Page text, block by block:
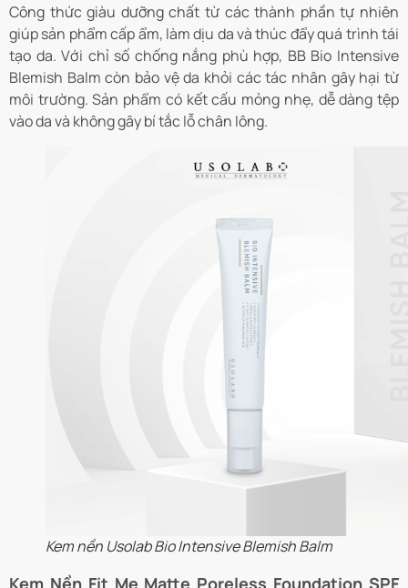
Công thức giàu dưỡng chất từ các thành phần tự nhiên
giúp sản phẩm cấp ẩm, làm dịu da và thúc đẩy quá trình tái
tạo da. Với chỉ số chống nắng phù hợp, BB Bio Intensive
Blemish Balm còn bảo vệ da khỏi các tác nhân gây hại từ
môi trường. Sản phẩm có kết cấu mỏng nhẹ, dễ dàng tệp
vào da và không gây bí tắc lỗ chân lông.
Kem nền Usolab Bio Intensive Blemish Balm
Kem Nền Fit Me Matte Poreless Foundation SPF